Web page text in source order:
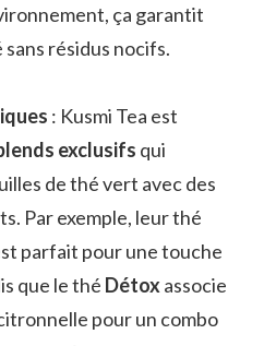
ça garantit
résidus nocifs.
: Kusmi Tea est
exclusifs qui
de thé vert avec des
Par exemple, leur thé
parfait pour une touche
que le thé Détox associe
pour un combo